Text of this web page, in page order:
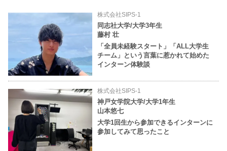
株式会社SIPS-1
同志社大学/大学3年生
藤村 壮
「全員未経験スタート」「ALL大学生
チーム」という言葉に惹かれて始めた
インターン体験談
株式会社SIPS-1
神戸女学院大学/大学1年生
山本悠七
大学1回生から参加できるインターンに
参加してみて思ったこと